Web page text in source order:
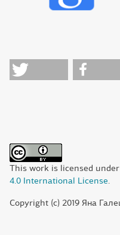
This work is licensed under
4.0 International License
Copyright (c) 2019 Яна